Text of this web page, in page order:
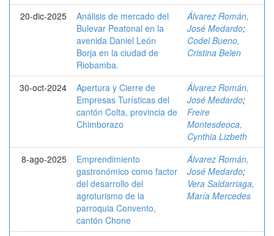
20-dic-2025
Análisis de mercado del
Bulevar Peatonal en la
avenida Daniel León
Borja en la ciudad de
Riobamba.
Álvarez Román,
José Medardo;
Codel Bueno,
Cristina Belen
30-oct-2024
Apertura y Cierre de
Empresas Turísticas del
cantón Colta, provincia de
Chimborazo
Álvarez Román,
José Medardo;
Freire
Montesdeoca,
Cynthia Lizbeth
8-ago-2025
Emprendimiento
gastronómico como factor
del desarrollo del
agroturismo de la
parroquia Convento,
cantón Chone
Álvarez Román,
José Medardo;
Vera Saldarriaga,
María Mercedes